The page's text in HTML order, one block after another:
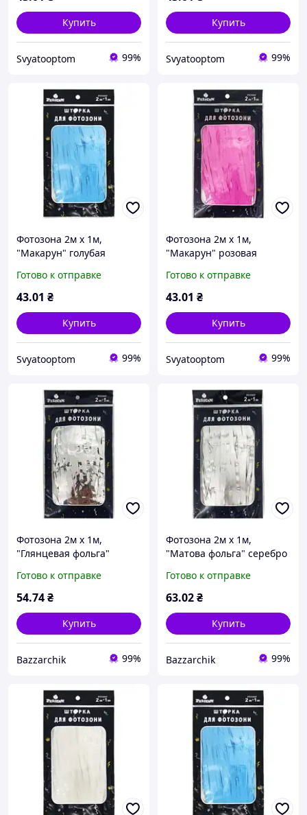
Купить
Svyatooptom 99%
Купить
Svyatooptom 99%
Фотозона 2м х 1м,
"Макарун" голубая
Готово к отправке
43.01 ₴
Купить
Svyatooptom 99%
Фотозона 2м х 1м,
"Макарун" розовая
Готово к отправке
43.01 ₴
Купить
Svyatooptom 99%
Фотозона 2м х 1м,
"Глянцевая фольга"
Pelican (872102)
Готово к отправке
54.74₴
Купить
Bazzarchik 99%
Фотозона 2м х 1м,
"Матова фольга" серебро
(872132)
Готово к отправке
63.02₴
Купить
Bazzarchik 99%